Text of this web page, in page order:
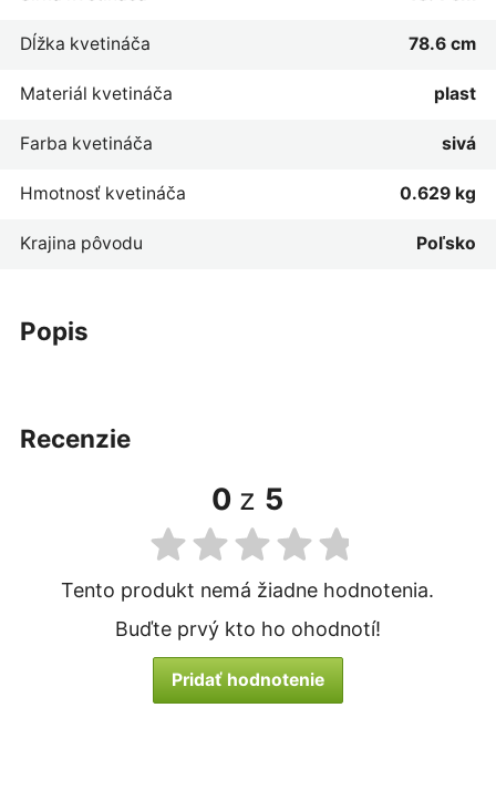
popis
Dĺžka kvetináča 78.6 cm
Materiál kvetináča plast
Farba kvetináča sivá
Hmotnosť kvetináča 0.629 kg
Krajina pôvodu Poľsko
recenzie
0 z 5
Tento produkt nemá žiadne hodnotenia.
Buďte prvý kto ho ohodnotí!
Pridať hodnotenie